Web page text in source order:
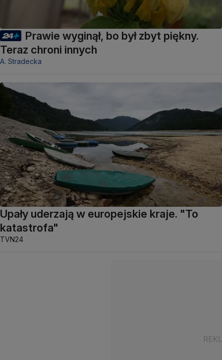
Prawie wyginął, bo był zbyt piękny.
Teraz chroni innych
A. Stradecka
Upały uderzają w europejskie kraje. "To
katastrofa"
TVN24